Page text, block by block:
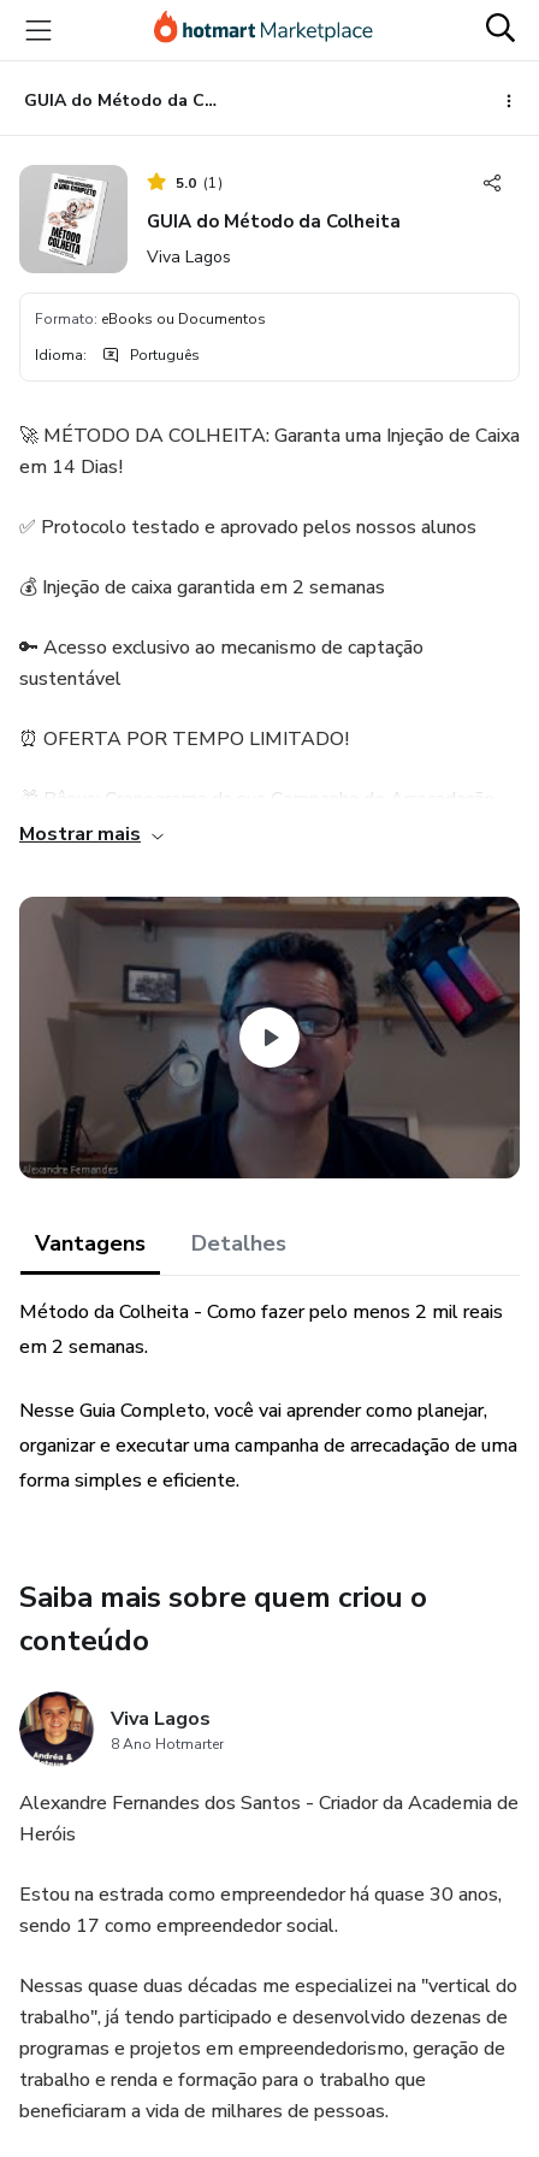
para
conteúdo
principal
para
pagamento
para
rodapé
GUIA do Método da Colheita
5.0 (1)
GUIA do Método da Colheita
Viva Lagos
Formato: eBooks ou Documentos
Idioma: Português
🚀 MÉTODO DA COLHEITA: Garanta uma Injeção de Caixa
em 14 Dias!
✅ Protocolo testado e aprovado pelos nossos alunos
💰 Injeção de caixa garantida em 2 semanas
🔑 Acesso exclusivo ao mecanismo de captação
sustentável
⏰ OFERTA POR TEMPO LIMITADO!
🎁 Bônus: Cronograma da sua Campanha de Arrecadação
Descubra o segredo das ONGs bem-sucedidas!
👉 COMPRE AGORA e transforme sua ONG hoje mesmo!
⭐⭐⭐⭐⭐ "Conseguimos 5 mil reais em duas semanas" -
Mostrar mais
Vantagens Detalhes
Método da Colheita - Como fazer pelo menos 2 mil reais
em 2 semanas.
Nesse Guia Completo, você vai aprender como planejar,
organizar e executar uma campanha de arrecadação de uma
forma simples e eficiente.
Saiba mais sobre quem criou o
conteúdo
Viva Lagos
8 Ano Hotmarter
Alexandre Fernandes dos Santos - Criador da Academia de
Heróis
Estou na estrada como empreendedor há quase 30 anos,
sendo 17 como empreendedor social.
Nessas quase duas décadas me especializei na "vertical do
trabalho", já tendo participado e desenvolvido dezenas de
programas e projetos em empreendedorismo, geração de
trabalho e renda e formação para o trabalho que
beneficiaram a vida de milhares de pessoas.